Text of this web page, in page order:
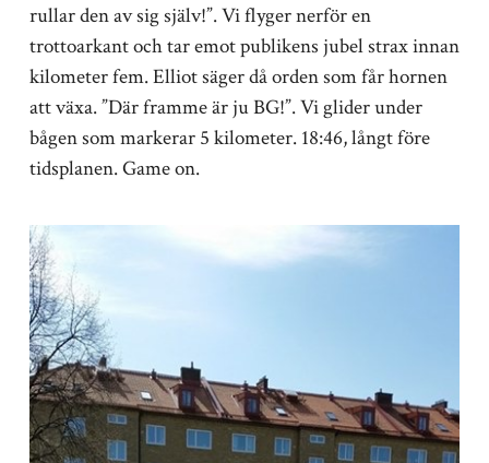
rullar den av sig själv!”. Vi flyger nerför en
trottoarkant och tar emot publikens jubel strax innan
kilometer fem. Elliot säger då orden som får hornen
att växa. ”Där framme är ju BG!”. Vi glider under
bågen som markerar 5 kilometer. 18:46, långt före
tidsplanen. Game on.